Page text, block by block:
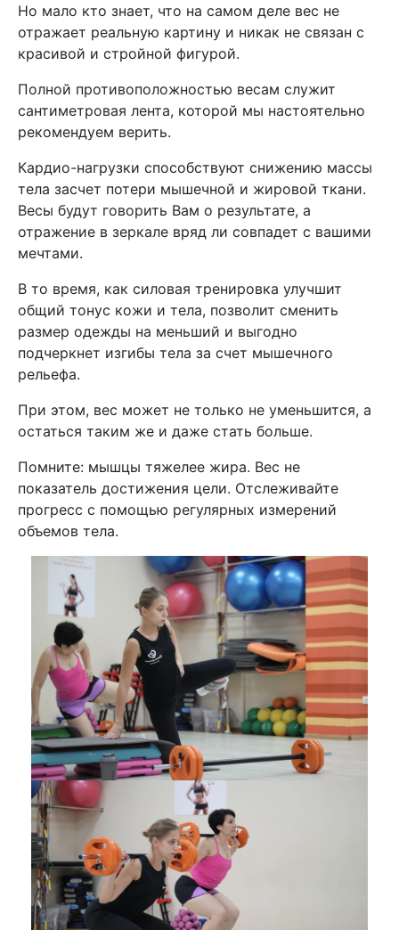
Но мало кто знает, что на самом деле вес не
отражает реальную картину и никак не связан с
красивой и стройной фигурой.
Полной противоположностью весам служит
сантиметровая лента, которой мы настоятельно
рекомендуем верить.
Кардио-нагрузки способствуют снижению массы
тела засчет потери мышечной и жировой ткани.
Весы будут говорить Вам о результате, а
отражение в зеркале вряд ли совпадет с вашими
мечтами.
В то время, как силовая тренировка улучшит
общий тонус кожи и тела, позволит сменить
размер одежды на меньший и выгодно
подчеркнет изгибы тела за счет мышечного
рельефа.
При этом, вес может не только не уменьшится, а
остаться таким же и даже стать больше.
Помните: мышцы тяжелее жира. Вес не
показатель достижения цели. Отслеживайте
прогресс с помощью регулярных измерений
объемов тела.